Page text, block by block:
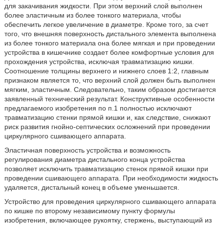
для закачивания жидкости. При этом верхний слой выполнен
более эластичным из более тонкого материала, чтобы
обеспечить легкое увеличение в диаметре. Кроме того, за счет
того, что внешняя поверхность дистального элемента выполнена
из более тонкого материала она более мягкая и при проведении
устройства в кишечнике создает более комфортные условия для
прохождения устройства, исключая травматизацию кишки.
Соотношение толщины верхнего и нижнего слоев 1:2, главным
признаком является то, что верхний слой должен быть выполнен
мягким, эластичным. Следовательно, таким образом достигается
заявленный технический результат. Конструктивные особенности
предлагаемого изобретения по п.1 полностью исключают
травматизацию стенки прямой кишки и, как следствие, снижают
риск развития гнойно-септических осложнений при проведении
циркулярного сшивающего аппарата.
Эластичная поверхность устройства и возможность
регулирования диаметра дистального конца устройства
позволяет исключить травматизацию стенок прямой кишки при
проведении сшивающего аппарата. При необходимости жидкость
удаляется, дистальный конец в объеме уменьшается.
Устройство для проведения циркулярного сшивающего аппарата
по кишке по второму независимому пункту формулы
изобретения, включающее рукоятку, стержень, выступающий из